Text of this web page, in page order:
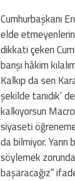
Cumhurbaşkanı
elde
dikkati çeken
barışı hâkim
Kalkıp da sen
şekilde tanıdık’
kalkıyorsun
siyaseti
da bilmiyor.
söylemek
başaracağız”